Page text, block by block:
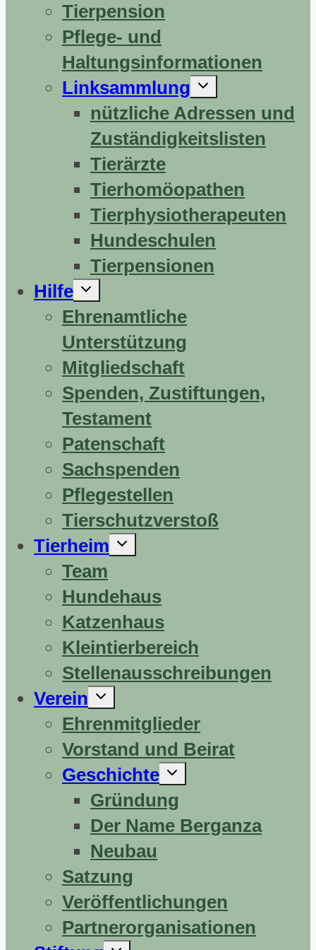
Tierpension
Pflege- und
Haltungsinformationen
Linksammlung
Untermenü
nützliche Adressen und
Zuständigkeitslisten
Tierärzte
Tierhomöopathen
Tierphysiotherapeuten
Hundeschulen
Tierpensionen
Hilfe
Untermenü
Ehrenamtliche
Unterstützung
Mitgliedschaft
Spenden, Zustiftungen,
Testament
Patenschaft
Sachspenden
Pflegestellen
Tierschutzverstoß
Tierheim
Untermenü
Team
Hundehaus
Katzenhaus
Kleintierbereich
Stellenausschreibungen
Verein
Untermenü
Ehrenmitglieder
Vorstand und Beirat
Geschichte
Untermenü
Gründung
Der Name Berganza
Neubau
Satzung
Veröffentlichungen
Partnerorganisationen
Untermenü